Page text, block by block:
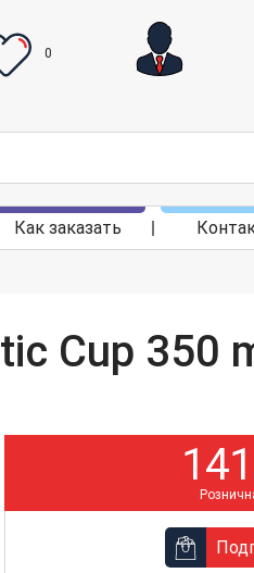
0
Как заказать
Cup 350